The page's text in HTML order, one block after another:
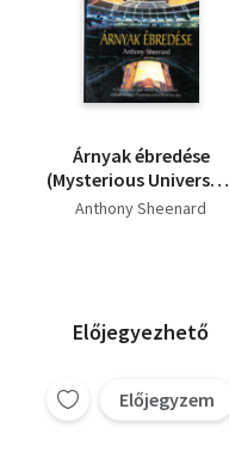
Árnyak ébredése
(Mysterious Universe) -
dedikált
Anthony Sheenard
Előjegyezhető
Előjegyzem